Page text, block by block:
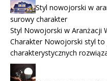
Styl nowojorski w
surowy charakter
Styl Nowojorski w Aranżacji
Charakter Nowojorski styl
charakterystycznych